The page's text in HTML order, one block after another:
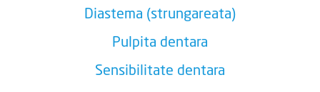
Diastema (strungareata)
Pulpita dentara
Sensibilitate dentara